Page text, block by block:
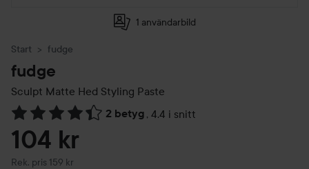
1 användarbild
Start fudge
fudge
Sculpt Matte Hed Styling Paste
2 betyg , 4.4 i snitt
Hoppa till Betyg & kommentarer
104 kr
Rek. pris 159 kr
Rekommenderat pris 159 kr